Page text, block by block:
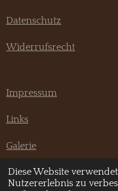
Diese Website
Nutzererlebnis zu
Datenschutz
Widerrufsrecht
Impressum
Links
Galerie
F
I